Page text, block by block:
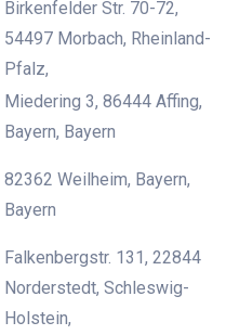
Birkenfelder Str. 70-72,
54497 Morbach, Rheinland-
Pfalz,
Miedering 3, 86444 Affing,
Bayern, Bayern
82362 Weilheim, Bayern,
Bayern
Falkenbergstr. 131, 22844
Norderstedt, Schleswig-
Holstein,